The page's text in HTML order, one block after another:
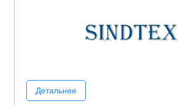
Детальнее